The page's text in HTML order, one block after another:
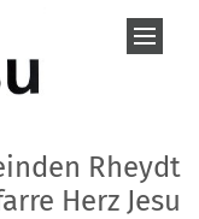
Rheydt
Herz Jesu